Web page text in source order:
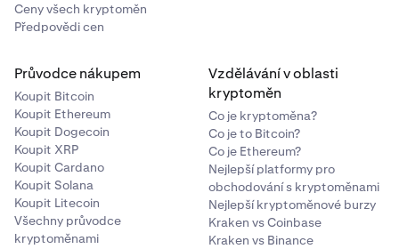
Ceny všech kryptoměn
Předpovědi cen
Průvodce nákupem
Koupit Bitcoin
Koupit Ethereum
Koupit Dogecoin
Koupit XRP
Koupit Cardano
Koupit Solana
Koupit Litecoin
Všechny průvodce
kryptoměnami
Vzdělávání v oblasti
kryptoměn
Co je kryptoměna?
Co je to Bitcoin?
Co je Ethereum?
Nejlepší platformy pro
obchodování s kryptoměnami
Nejlepší kryptoměnové burzy
Kraken vs Coinbase
Kraken vs Binance